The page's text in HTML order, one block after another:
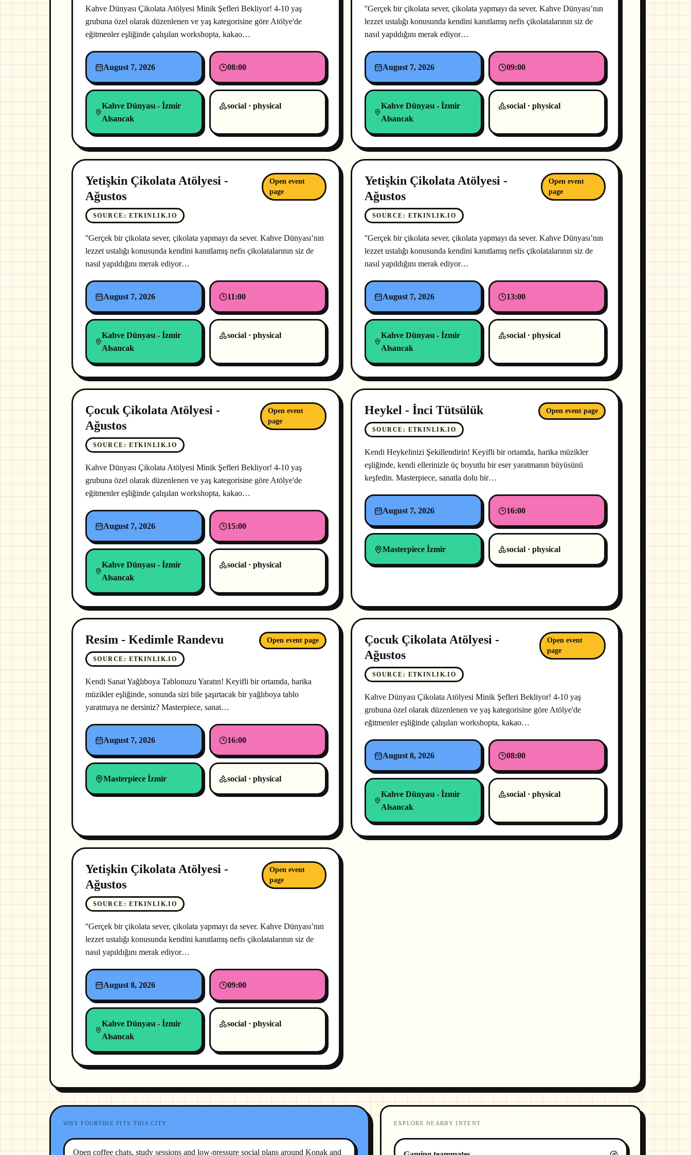
Kahve Dünyası Çikolata Atölyesi Minik Şefleri Bekliyor! 4-10 yaş
grubuna özel olarak düzenlenen ve yaş kategorisine göre Atölye'de
eğitmenler eşliğinde çalışılan workshopta, kakao…
August 7, 2026 08:00
Kahve Dünyası - İzmir
Alsancak
social · physical
''Gerçek bir çikolata sever, çikolata yapmayı da sever. Kahve Dünyası’nın
lezzet ustalığı konusunda kendini kanıtlamış nefis çikolatalarının siz de
nasıl yapıldığını merak ediyor…
August 7, 2026 09:00
Kahve Dünyası - İzmir
Alsancak
social · physical
Yetişkin Çikolata Atölyesi -
Ağustos
SOURCE : ETKINLIK.IO
Open event
page
''Gerçek bir çikolata sever, çikolata yapmayı da sever. Kahve Dünyası’nın
lezzet ustalığı konusunda kendini kanıtlamış nefis çikolatalarının siz de
nasıl yapıldığını merak ediyor…
August 7, 2026 11:00
Kahve Dünyası - İzmir
Alsancak
social · physical
Yetişkin Çikolata Atölyesi -
Ağustos
SOURCE : ETKINLIK.IO
Open event
page
''Gerçek bir çikolata sever, çikolata yapmayı da sever. Kahve Dünyası’nın
lezzet ustalığı konusunda kendini kanıtlamış nefis çikolatalarının siz de
nasıl yapıldığını merak ediyor…
August 7, 2026 13:00
Kahve Dünyası - İzmir
Alsancak
social · physical
Çocuk Çikolata Atölyesi -
Ağustos
SOURCE : ETKINLIK.IO
Open event
page
Kahve Dünyası Çikolata Atölyesi Minik Şefleri Bekliyor! 4-10 yaş
grubuna özel olarak düzenlenen ve yaş kategorisine göre Atölye'de
eğitmenler eşliğinde çalışılan workshopta, kakao…
August 7, 2026 15:00
Kahve Dünyası - İzmir
Alsancak
social · physical
Heykel - İnci Tütsülük
SOURCE : ETKINLIK.IO
Open event page
Kendi Heykelinizi Şekillendirin! Keyifli bir ortamda, harika müzikler
eşliğinde, kendi ellerinizle üç boyutlu bir eser yaratmanın büyüsünü
keşfedin. Masterpiece, sanatla dolu bir…
August 7, 2026 16:00
Masterpiece İzmir social · physical
Resim - Kedimle Randevu
SOURCE : ETKINLIK.IO
Open event page
Kendi Sanat Yağlıboya Tablonuzu Yaratın! Keyifli bir ortamda, harika
müzikler eşliğinde, sonunda sizi bile şaşırtacak bir yağlıboya tablo
yaratmaya ne dersiniz? Masterpiece, sanat…
August 7, 2026 16:00
Masterpiece İzmir social · physical
Çocuk Çikolata Atölyesi -
Ağustos
SOURCE : ETKINLIK.IO
Open event
page
Kahve Dünyası Çikolata Atölyesi Minik Şefleri Bekliyor! 4-10 yaş
grubuna özel olarak düzenlenen ve yaş kategorisine göre Atölye'de
eğitmenler eşliğinde çalışılan workshopta, kakao…
August 8, 2026 08:00
Kahve Dünyası - İzmir
Alsancak
social · physical
Yetişkin Çikolata Atölyesi -
Ağustos
SOURCE : ETKINLIK.IO
Open event
page
''Gerçek bir çikolata sever, çikolata yapmayı da sever. Kahve Dünyası’nın
lezzet ustalığı konusunda kendini kanıtlamış nefis çikolatalarının siz de
nasıl yapıldığını merak ediyor…
August 8, 2026 09:00
Kahve Dünyası - İzmir
Alsancak
social · physical
WHY FOURTHIE FITS THIS CITY
Open coffee chats, study sessions and low-pressure social plans around Konak and
EXPLORE NEARBY INTENT